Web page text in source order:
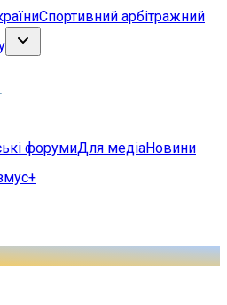
Спортивний арбітражний
форумиДля медіаНовини